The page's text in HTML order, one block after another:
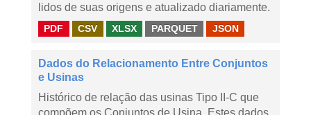
lidos de suas origens e atualizado diariamente.
PDF CSV XLSX PARQUET JSON
Dados do Relacionamento Entre Conjuntos
e Usinas
Histórico de relação das usinas Tipo II-C que
compõem os Conjuntos de Usina. Estes dados